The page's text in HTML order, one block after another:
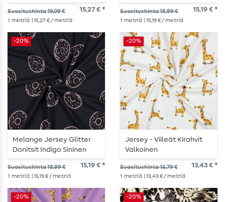
Harmaa
Suositushinta 19,09 € 15,27 € *
1 metriä | 15,27 € / metriä
Vaaleanvioletti
Suositushinta 18,99 € 15,19 € *
1 metriä | 15,19 € / metriä
-20%
Melange Jersey Glitter
Donitsit Indigo Sininen
Suositushinta 18,99 € 15,19 € *
1 metriä | 15,19 € / metriä
-20%
Jersey - Viileät Kirahvit
Valkoinen
Suositushinta 16,79 € 13,43 € *
1 metriä | 13,43 € / metriä
-20% -20%